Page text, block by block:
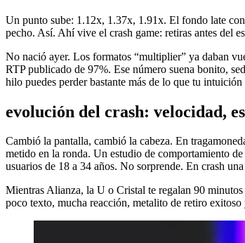
Un punto sube: 1.12x, 1.37x, 1.91x. El fondo late
pecho. Así. Ahí vive el crash game: retiras antes del
No nació ayer. Los formatos “multiplier” ya daban
RTP publicado de 97%. Ese número suena bonito,
hilo puedes perder bastante más de lo que tu
evolución del crash: velocidad,
Cambió la pantalla, cambió la cabeza. En
metido en la ronda. Un estudio de comportamiento
usuarios de 18 a 34 años. No sorprende. En crash
Mientras Alianza, la U o Cristal te regalan 90
poco texto, mucha reacción, metalito de retiro